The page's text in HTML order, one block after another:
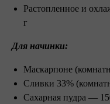
Растопленное и
г
Для начинки:
Маскарпоне
Сливки 33%
Сахарная пудра —